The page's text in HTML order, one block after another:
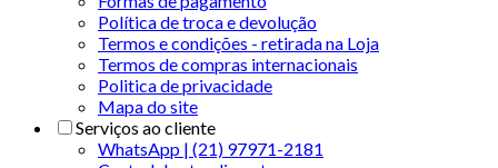
Política de troca e devolução
Termos e condições - retirada na Loja
Termos de compras internacionais
Politica de privacidade
Mapa do site
Serviços ao cliente
WhatsApp | (21) 97971-2181